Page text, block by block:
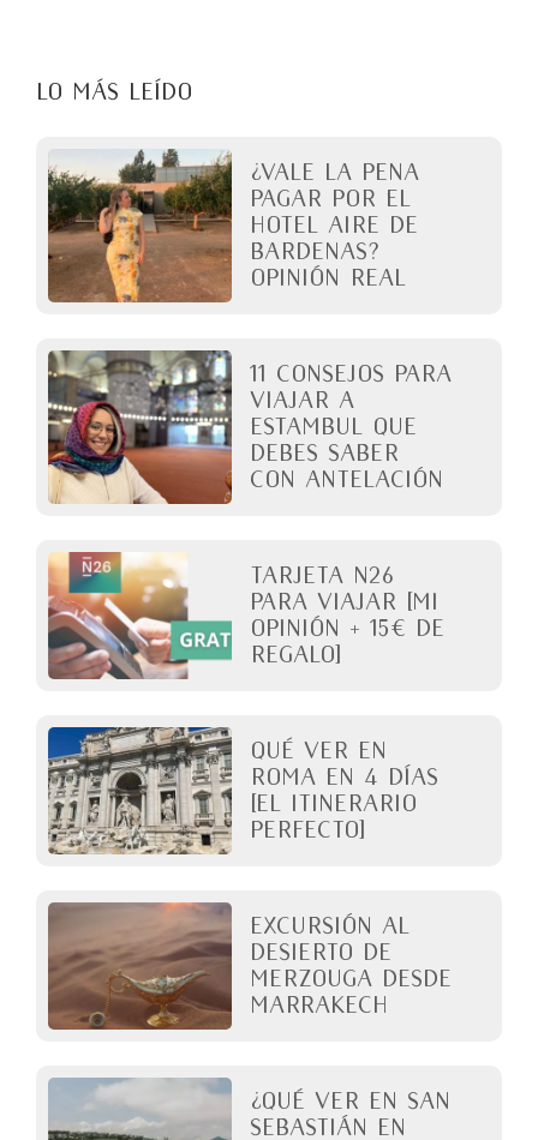
LO MÁS LEÍDO
¿Vale la pena
pagar por el
Hotel Aire de
Bardenas?
Opinión real
11 Consejos para
viajar a
Estambul que
debes saber
con antelación
Tarjeta N26
para viajar [Mi
opinión + 15€ de
regalo]
QUÉ VER EN
ROMA en 4 días
[El itinerario
perfecto]
Excursión al
desierto de
Merzouga desde
Marrakech
¿Qué ver en San
Sebastián en